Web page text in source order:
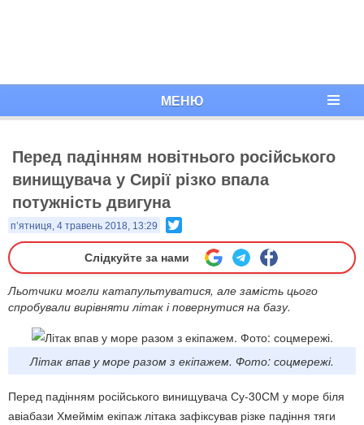
МЕНЮ
Перед падінням новітнього російського
винищувача у Сирії різко впала
потужність двигуна
п’ятниця, 4 травень 2018, 13:29
Слідкуйте за нами
Льотчики могли катапультуватися, але замість цього
спробували вирівняти літак і повернутися на базу.
Літак впав у море разом з екіпажем. Фото: соцмережі.
Перед падінням російського винищувача Су-30СМ у море біля
авіабази Хмеймім екіпаж літака зафіксував різке падіння тяги